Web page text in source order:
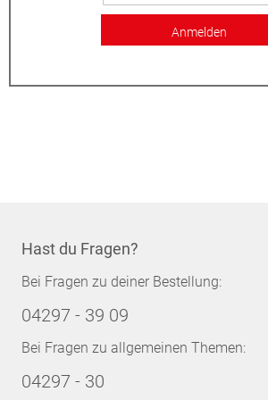
Anmelden
Hast du Fragen?
Bei Fragen zu deiner Bestellung:
04297 - 39 09
Bei Fragen zu allgemeinen Themen:
04297 - 30